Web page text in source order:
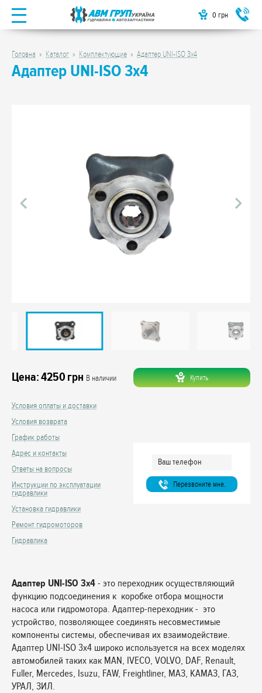
0 грн
Головна Каталог Комплектующие Адаптер UNI-ISO 3х4
Адаптер UNI-ISO 3х4
Цена:4250 грн В наличии Купить
Условия оплаты и доставки
Условия возврата
График работы
Адрес и контакты
Ответы на вопросы
Инструкции по эксплуатации
гидравлики
Установка гидравлики
Ремонт гидромоторов
Гидравлика
Перезвоните мне.
Адаптер UNI-ISO 3х4 - это переходник осуществляющий
функцию подсоединения к коробке отбора мощности
насоса или гидромотора. Адаптер-переходник - это
устройство, позволяющее соединять несовместимые
компоненты системы, обеспечивая их взаимодействие.
Адаптер UNI-ISO 3х4 широко используется на всех моделях
автомобилей таких как MAN, IVECO, VOLVO, DAF, Renault,
Fuller, Mercedes, Isuzu, FAW, Freightliner, МАЗ, КАМАЗ, ГАЗ,
УРАЛ, ЗИЛ.